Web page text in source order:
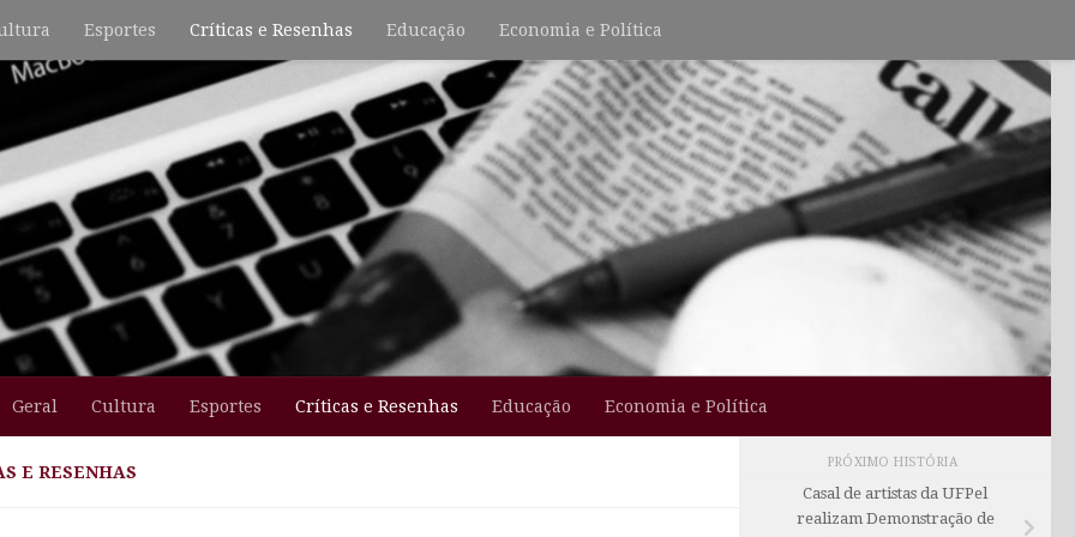
Esportes Críticas e Resenhas Educação Economia e Política
Geral Cultura Esportes Críticas e Resenhas Educação Economia e Política
E RESENHAS
PRÓXIMO HISTÓRIA
Casal de artistas da UFPel
realizam Demonstração de